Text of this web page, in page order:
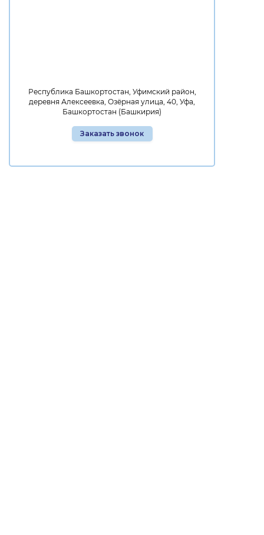
Республика Башкортостан, Уфимский район,
деревня Алексеевка, Озёрная улица, 40, Уфа,
Башкортостан (Башкирия)
Заказать звонок